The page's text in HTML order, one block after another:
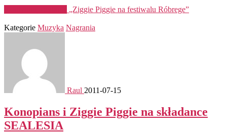
„Ziggie Piggie na festiwalu Róbrege”
Kategorie Muzyka Nagrania
Raul 2011-07-15
Konopians i Ziggie Piggie na składance
SEALESIA